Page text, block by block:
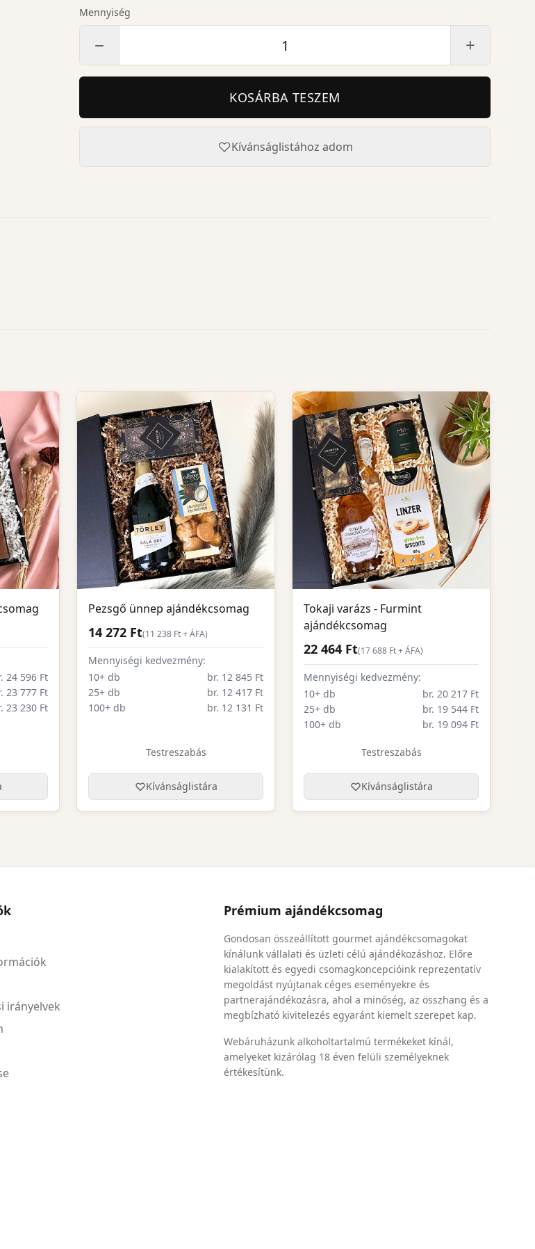
Mennyiség
− +
KOSÁRBA TESZEM
Kívánságlistához adom
24 596 Ft
23 777 Ft
23 230 Ft
Pezsgő ünnep ajándékcsomag
14 272 Ft(11 238 Ft + ÁFA)
Mennyiségi kedvezmény:
10+ db
br. 12 845 Ft
25+ db
br. 12 417 Ft
100+ db
br. 12 131 Ft
Testreszabás
Kívánságlistára
Tokaji varázs - Furmint
ajándékcsomag
22 464 Ft(17 688 Ft + ÁFA)
Mennyiségi kedvezmény:
10+ db
br. 20 217 Ft
25+ db
br. 19 544 Ft
100+ db
br. 19 094 Ft
Testreszabás
Kívánságlistára
irányelvek
Prémium ajándékcsomag
Gondosan összeállított gourmet ajándékcsomagokat
kínálunk vállalati és üzleti célú ajándékozáshoz. Előre
kialakított és egyedi csomagkoncepcióink reprezentatív
megoldást nyújtanak céges eseményekre és
partnerajándékozásra, ahol a minőség, az összhang és a
megbízható kivitelezés egyaránt kiemelt szerepet kap.
Webáruházunk alkoholtartalmú termékeket kínál,
amelyeket kizárólag 18 éven felüli személyeknek
értékesítünk.